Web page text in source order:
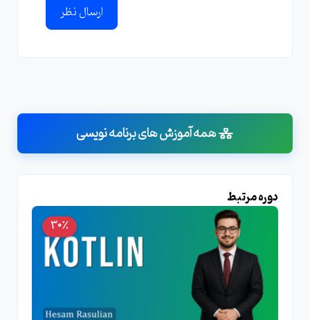
ارسال نظر
همه آموزش های برنامه نویسی
دوره مرتبط
30٪